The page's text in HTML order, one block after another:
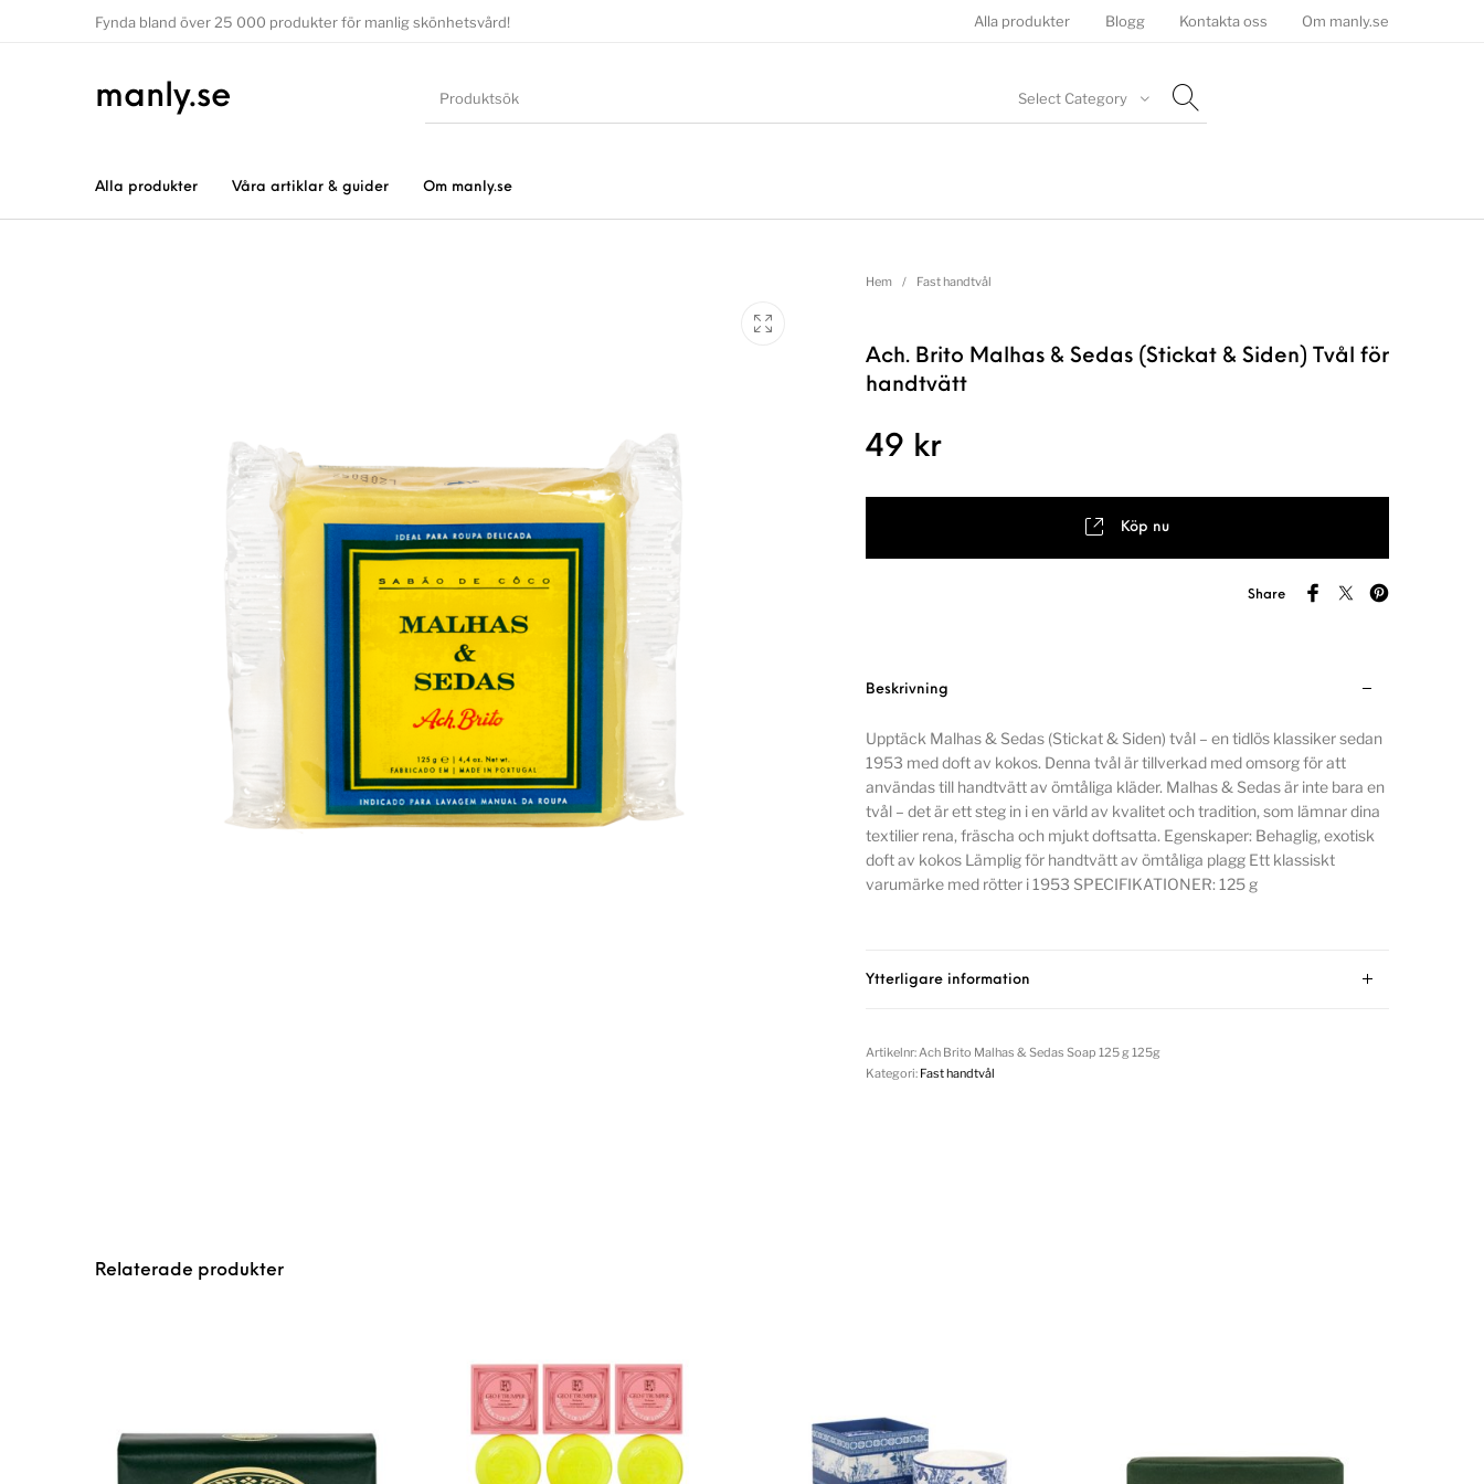
Fynda bland över 25 000 produkter för manlig skönhetsvård! Alla produkter Blogg Kontakta oss Om manly.se
manly.se Select Category
Alla produkter Våra artiklar & guider Om manly.se
Hem / Fast handtvål
Ach. Brito Malhas & Sedas (Stickat & Siden) Tvål för
handtvätt
49 kr
Köp nu
Share
Beskrivning
Upptäck Malhas & Sedas (Stickat & Siden) tvål – en tidlös klassiker sedan
1953 med doft av kokos. Denna tvål är tillverkad med omsorg för att
användas till handtvätt av ömtåliga kläder. Malhas & Sedas är inte bara en
tvål – det är ett steg in i en värld av kvalitet och tradition, som lämnar dina
textilier rena, fräscha och mjukt doftsatta. Egenskaper: Behaglig, exotisk
doft av kokos Lämplig för handtvätt av ömtåliga plagg Ett klassiskt
varumärke med rötter i 1953 SPECIFIKATIONER: 125 g
Ytterligare information
Artikelnr: Ach Brito Malhas & Sedas Soap 125 g 125g
Kategori: Fast handtvål
Relaterade produkter